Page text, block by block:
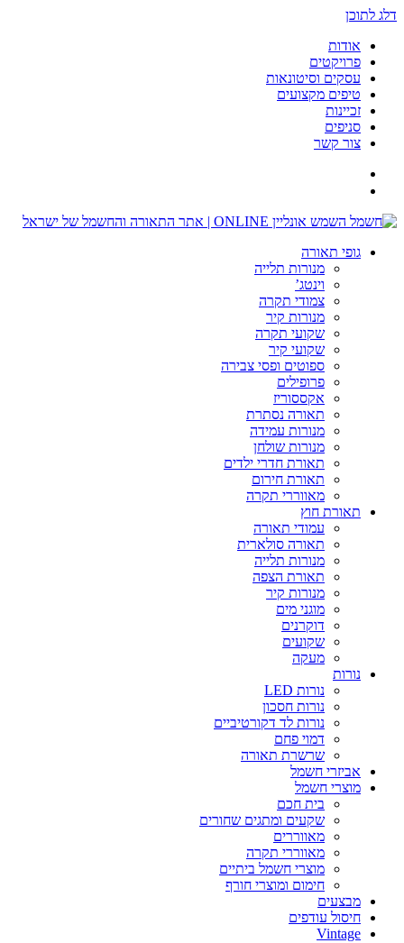
דלג לתוכן
אודות
פרויקטים
עסקים וסיטונאות
טיפים מקצועים
זכיינות
סניפים
צור קשר
גופי תאורה
מנורות תלייה
וינטג’
צמודי תקרה
מנורות קיר
שקועי תקרה
שקועי קיר
ספוטים ופסי צבירה
פרופילים
אקססוריז
תאורה נסתרת
מנורות עמידה
מנורות שולחן
תאורת חדרי ילדים
תאורת חירום
מאווררי תקרה
תאורת חוץ
עמודי תאורה
תאורה סולארית
מנורות תלייה
תאורת הצפה
מנורות קיר
מוגני מים
דוקרנים
שקועים
מעקה
נורות
נורות LED
נורות חסכון
נורות לד דקורטיביים
דמוי פחם
שרשרת תאורה
אביזרי חשמל
מוצרי חשמל
בית חכם
שקעים ומתגים שחורים
מאווררים
מאווררי תקרה
מוצרי חשמל ביתיים
חימום ומוצרי חורף
מבצעים
חיסול עודפים
Vintage